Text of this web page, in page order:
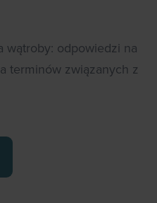
wątroby: odpowiedzi na
terminów związanych z